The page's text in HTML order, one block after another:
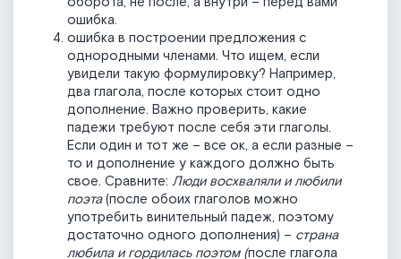
ошибка.
ошибка в построении предложения с
однородными членами. Что ищем, если
увидели такую формулировку? Например,
два глагола, после которых стоит одно
дополнение. Важно проверить, какие
падежи требуют после себя эти глаголы.
Если один и тот же – все ок, а если разные –
то и дополнение у каждого должно быть
свое. Сравните: Люди восхваляли и любили
поэта(после обоих глаголов можно
употребить винительный падеж, поэтому
достаточно одного дополнения) – страна
любила и гордилась поэтом (после глагола